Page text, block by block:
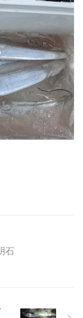
石